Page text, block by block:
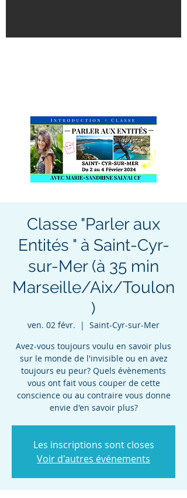
Classe "Parler aux
Entités " à Saint-Cyr-
sur-Mer (à 35 min
Marseille/Aix/Toulon
)
ven. 02 févr.
  |
Saint-Cyr-sur-Mer
Avez-vous toujours voulu en savoir plus
sur le monde de l'invisible ou en avez
toujours eu peur? Quels évènements
vous ont fait vous couper de cette
conscience ou au contraire vous donne
envie d'en savoir plus?
Les inscriptions sont closes
Voir d'autres événements